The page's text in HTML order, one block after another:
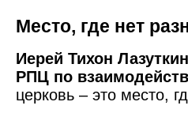
Место, где нет
Иерей Тихон
РПЦ по
церковь – это место,